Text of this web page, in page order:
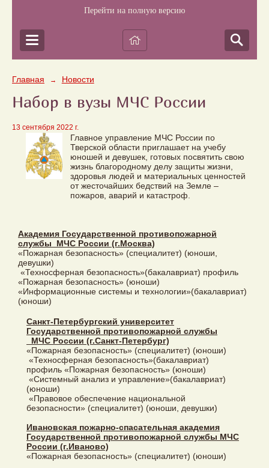
Перейти на полную версию
Главная → Новости
Набор в вузы МЧС России
13 сентября 2022 г.
Главное управление МЧС России по
Тверской области приглашает на учебу
юношей и девушек, готовых посвятить свою
жизнь благородному делу защиты жизни,
здоровья людей и материальных ценностей
от жесточайших бедствий на Земле –
пожаров, аварий и катастроф.
Академия Государственной противопожарной
службы МЧС России (г.Москва)
«Пожарная безопасность» (специалитет) (юноши,
девушки)
«Техносферная безопасность»(бакалавриат) профиль
«Пожарная безопасность» (юноши)
«Информационные системы и технологии»(бакалавриат)
(юноши)
Санкт-Петербургский университет
Государственной противопожарной службы
МЧС России (г.Санкт-Петербург)
«Пожарная безопасность» (специалитет) (юноши)
«Техносферная безопасность»(бакалавриат)
профиль «Пожарная безопасность» (юноши)
«Системный анализ и управление»(бакалавриат)
(юноши)
«Правовое обеспечение национальной
безопасности» (специалитет) (юноши, девушки)
Ивановская пожарно-спасательная академия
Государственной противопожарной службы МЧС
России (г.Иваново)
«Пожарная безопасность» (специалитет) (юноши)